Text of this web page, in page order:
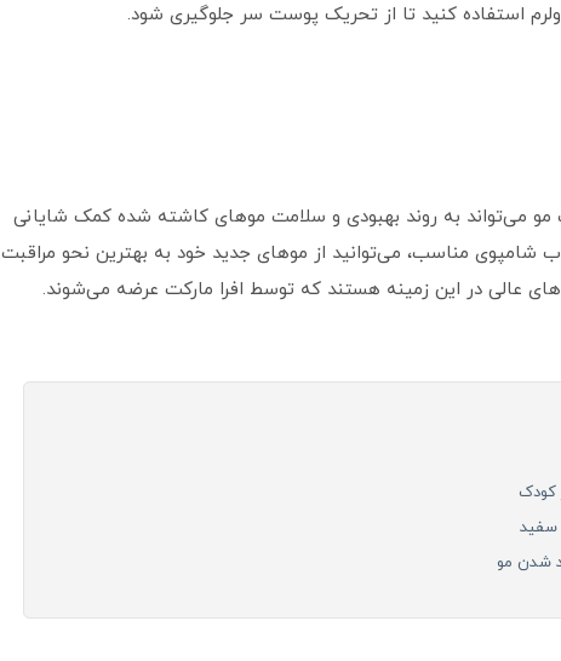
استفاده کنید تا از تحریک پوست سر جلوگیری شود.
مو می‌تواند به روند بهبودی و سلامت موهای کاشته شده کمک شایانی
شامپوی مناسب، می‌توانید از موهای جدید خود به بهترین نحو مراقبت
عالی در این زمینه هستند که توسط افرا مارکت عرضه می‌شوند.
کودک
سفید
شدن مو